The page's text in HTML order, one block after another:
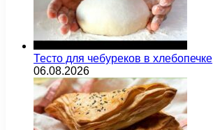
Тесто для чебуреков в хлебопечке
06.08.2026